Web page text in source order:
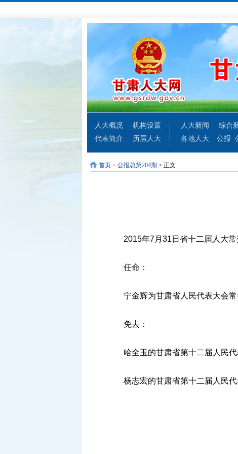
人大概况
机构设置
代表简介
历届人大
人大新闻
综合
各地人大
公报
首页 > 公报总第204期 > 正文
2015年7月31日省十二届人大常
任命：
宁金辉为甘肃省人民代表大会常
免去：
哈全玉的甘肃省第十二届人民代
杨志宏的甘肃省第十二届人民代